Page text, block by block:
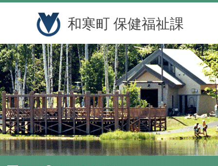
和寒町 保健福祉課